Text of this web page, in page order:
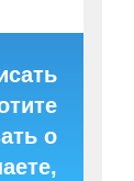
о